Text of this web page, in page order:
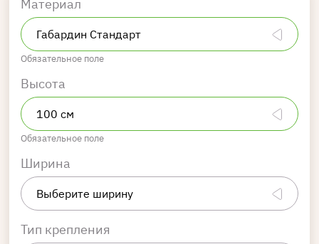
Материал
Обязательное поле
Высота
Обязательное поле
Ширина
Тип крепления